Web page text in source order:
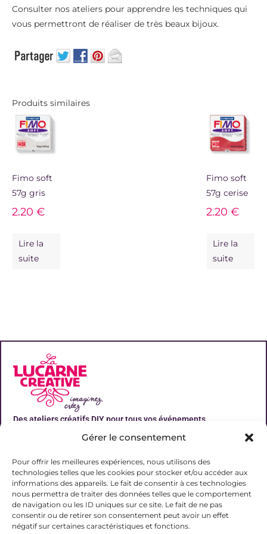
Gérer le consentement
Pour offrir les meilleures expériences, nous utilisons des
technologies telles que les cookies pour stocker et/ou accéder aux
informations des appareils. Le fait de consentir à ces technologies
nous permettra de traiter des données telles que le comportement
de navigation ou les ID uniques sur ce site. Le fait de ne pas
consentir ou de retirer son consentement peut avoir un effet
négatif sur certaines caractéristiques et fonctions.
Consulter nos ateliers pour apprendre les techniques qui
vous permettront de réaliser de très beaux bijoux.
Produits similaires
Fimo soft
57g gris
2.20 €
Lire la
suite
Fimo soft
57g cerise
2.20€
Lire la
suite
Des ateliers créatifs DIY pour tous vos événements
Liens utiles
Contact
06 31 19 51 92